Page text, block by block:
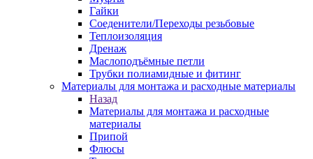
Гайки
Соеденители/Переходы резьбовые
Теплоизоляция
Дренаж
Маслоподъёмные петли
Трубки полиамидные и фитинг
Материалы для монтажа и расходные материалы
Назад
Материалы для монтажа и расходные
материалы
Припой
Флюсы